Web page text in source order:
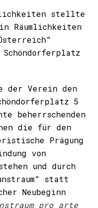
stellte
Räumlichkeiten
Schöndorferplatz
der Verein den
5
beherrschenden
die für den
Prägung
von
und durch
statt
Neubeginn
pro arte